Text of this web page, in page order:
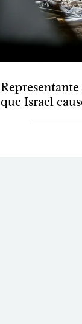
que Israel